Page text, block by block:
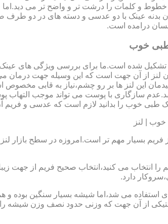
بدنه عینک با دو عدسی و دسته های در دو
درامده است.
طبی خوب
شده است.ما برای بررسی ویژگی های
لنز از آن جهت است که این وسیله جهت درمان
این لنز ها بر رو چشم،نیاز به قابی
سازگاری با پوست می تواند موجب التهاب
طبی خوب را بدانید لازم است که عدسی و فریم آن
| لنز
فریم بسیار مهم تر است.امروزه در سطح بازار
را انتخاب می کنید،انتخاب صحیح فریم از جهت
دارد.
از آن جهت که وزنی حدود نصف وزن شیشه را